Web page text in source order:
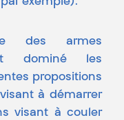
par exemple).
des armes
dominé les
propositions
à démarrer
visant à couler